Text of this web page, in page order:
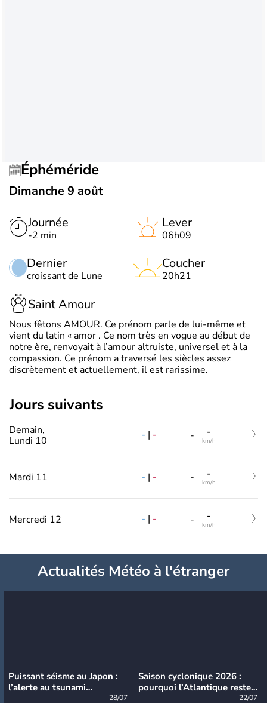
Éphéméride
Dimanche 9 août
Journée
-2 min
Dernier
croissant de Lune
Lever
06h09
Coucher
20h21
Saint Amour
Nous fêtons AMOUR. Ce prénom parle de lui-même et
vient du latin « amor . Ce nom très en vogue au début de
notre ère, renvoyait à l’amour altruiste, universel et à la
compassion. Ce prénom a traversé les siècles assez
discrètement et actuellement, il est rarissime.
jours suivants
Demain,
Lundi 10
- | - - -
km/h
Mardi 11 - | - - -
km/h
Mercredi 12 - | - - -
km/h
Actualités Météo à l'étranger
Puissant séisme au Japon :
l’alerte au tsunami
28/07
Saison cyclonique 2026 :
pourquoi l’Atlantique reste
22/07